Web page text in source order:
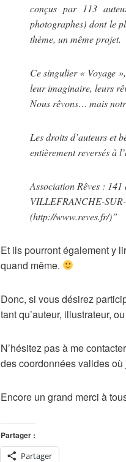
conçus par 113
photographes) dont le
thème, un même projet.
Ce singulier « Voyage
leur imaginaire, leurs
Nous rêvons… mais
Les droits d’auteurs et
entièrement reversés à
Association Rêves :
VILLEFRANCHE-
(http://www.reves.fr/)”
Et ils pourront également y
quand même.
Donc, si vous désirez
tant qu’auteur, illustrateur,
N’hésitez pas à me
des coordonnées valides
Encore un grand merci à
Partager :
Partager